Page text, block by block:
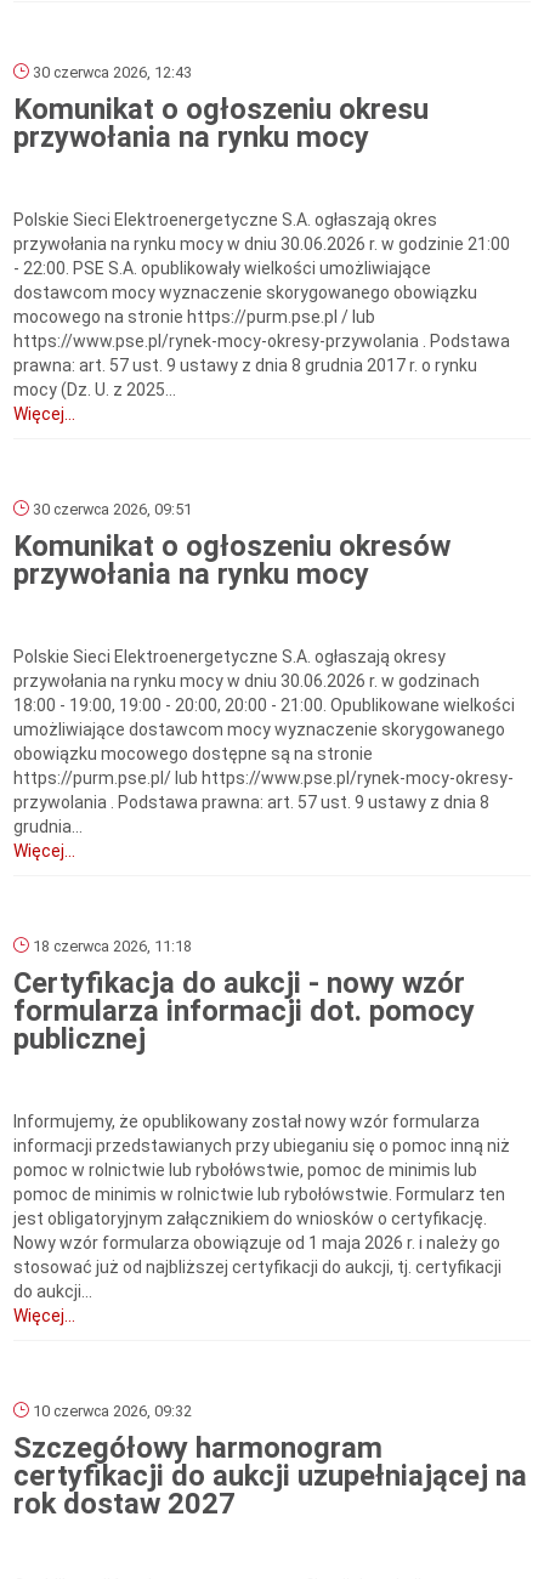
30 czerwca 2026, 12:43
Komunikat o ogłoszeniu okresu
przywołania na rynku mocy
Polskie Sieci Elektroenergetyczne S.A. ogłaszają okres
przywołania na rynku mocy w dniu 30.06.2026 r. w godzinie 21:00
- 22:00. PSE S.A. opublikowały wielkości umożliwiające
dostawcom mocy wyznaczenie skorygowanego obowiązku
mocowego na stronie https://purm.pse.pl / lub
https://www.pse.pl/rynek-mocy-okresy-przywolania . Podstawa
prawna: art. 57 ust. 9 ustawy z dnia 8 grudnia 2017 r. o rynku
mocy (Dz. U. z 2025...
Więcej...
30 czerwca 2026, 09:51
Komunikat o ogłoszeniu okresów
przywołania na rynku mocy
Polskie Sieci Elektroenergetyczne S.A. ogłaszają okresy
przywołania na rynku mocy w dniu 30.06.2026 r. w godzinach
18:00 - 19:00, 19:00 - 20:00, 20:00 - 21:00. Opublikowane wielkości
umożliwiające dostawcom mocy wyznaczenie skorygowanego
obowiązku mocowego dostępne są na stronie
https://purm.pse.pl/ lub https://www.pse.pl/rynek-mocy-okresy-
przywolania . Podstawa prawna: art. 57 ust. 9 ustawy z dnia 8
grudnia...
Więcej...
18 czerwca 2026, 11:18
Certyfikacja do aukcji - nowy wzór
formularza informacji dot. pomocy
publicznej
Informujemy, że opublikowany został nowy wzór formularza
informacji przedstawianych przy ubieganiu się o pomoc inną niż
pomoc w rolnictwie lub rybołówstwie, pomoc de minimis lub
pomoc de minimis w rolnictwie lub rybołówstwie. Formularz ten
jest obligatoryjnym załącznikiem do wniosków o certyfikację.
Nowy wzór formularza obowiązuje od 1 maja 2026 r. i należy go
stosować już od najbliższej certyfikacji do aukcji, tj. certyfikacji
do aukcji...
Więcej...
10 czerwca 2026, 09:32
Szczegółowy harmonogram
certyfikacji do aukcji uzupełniającej na
rok dostaw 2027